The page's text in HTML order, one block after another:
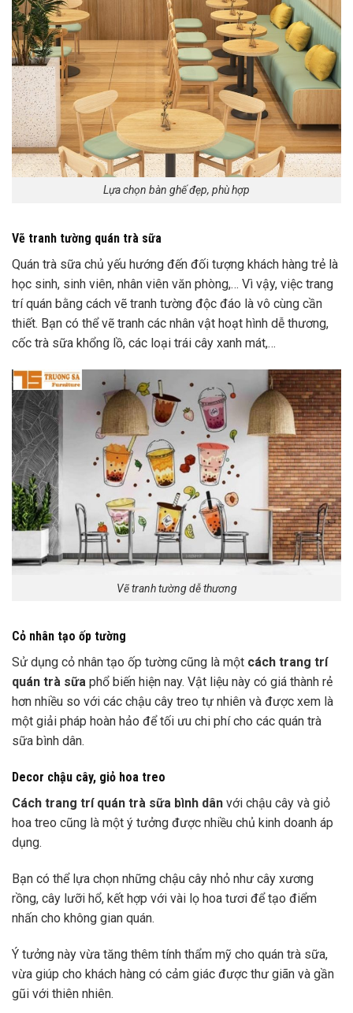
Lựa chọn bàn ghế đẹp, phù hợp
Vẽ tranh tường quán trà sữa
Quán trà sữa chủ yếu hướng đến đối tượng khách hàng trẻ là
học sinh, sinh viên, nhân viên văn phòng,… Vì vậy, việc trang
trí quán bằng cách vẽ tranh tường độc đáo là vô cùng cần
thiết. Bạn có thể vẽ tranh các nhân vật hoạt hình dễ thương,
cốc trà sữa khổng lồ, các loại trái cây xanh mát,…
Vẽ tranh tường dễ thương
Cỏ nhân tạo ốp tường
Sử dụng cỏ nhân tạo ốp tường cũng là một cách trang trí
quán trà sữa phổ biến hiện nay. Vật liệu này có giá thành rẻ
hơn nhiều so với các chậu cây treo tự nhiên và được xem là
một giải pháp hoàn hảo để tối ưu chi phí cho các quán trà
sữa bình dân.
Decor chậu cây, giỏ hoa treo
Cách trang trí quán trà sữa bình dân với chậu cây và giỏ
hoa treo cũng là một ý tưởng được nhiều chủ kinh doanh áp
dụng.
Bạn có thể lựa chọn những chậu cây nhỏ như cây xương
rồng, cây lưỡi hổ, kết hợp với vài lọ hoa tươi để tạo điểm
nhấn cho không gian quán.
Ý tưởng này vừa tăng thêm tính thẩm mỹ cho quán trà sữa,
vừa giúp cho khách hàng có cảm giác được thư giãn và gần
gũi với thiên nhiên.